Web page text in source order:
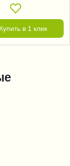
Купить в 1 клик